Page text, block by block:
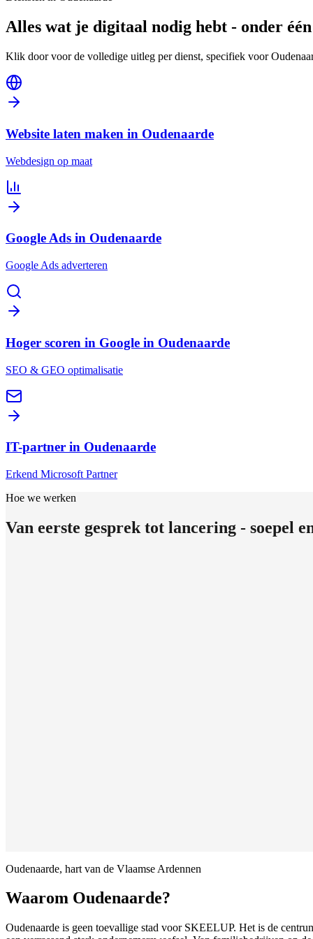
Alles wat je digitaal nodig hebt - onder
Klik door voor de volledige uitleg per dienst, specifiek voor
Website laten maken in Oudenaarde
Webdesign op maat
Google Ads in Oudenaarde
Google Ads adverteren
Hoger scoren in Google in Oudenaarde
SEO & GEO optimalisatie
IT-partner in Oudenaarde
Erkend Microsoft Partner
Hoe we werken
Van eerste gesprek tot lancering - soepel
Oudenaarde, hart van de Vlaamse Ardennen
Waarom Oudenaarde?
Oudenaarde is geen toevallige stad voor SKEELUP. Het is de